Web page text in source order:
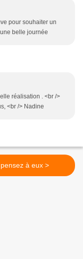
pour souhaiter un
belle journée
réalisation . <br />
<br /> Nadine
pensez à eux >